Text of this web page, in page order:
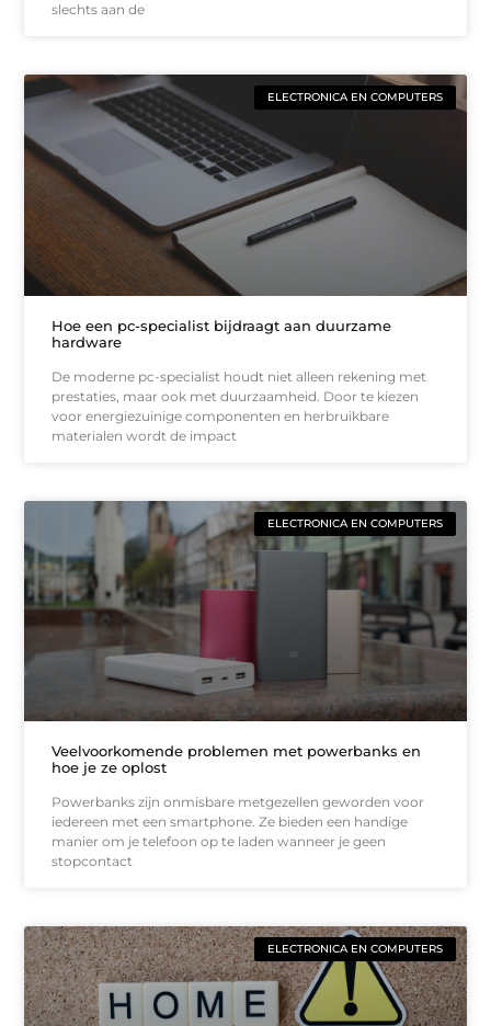
slechts aan de
ELECTRONICA EN COMPUTERS
Hoe een pc-specialist bijdraagt aan duurzame
hardware
De moderne pc-specialist houdt niet alleen rekening met
prestaties, maar ook met duurzaamheid. Door te kiezen
voor energiezuinige componenten en herbruikbare
materialen wordt de impact
ELECTRONICA EN COMPUTERS
Veelvoorkomende problemen met powerbanks en
hoe je ze oplost
Powerbanks zijn onmisbare metgezellen geworden voor
iedereen met een smartphone. Ze bieden een handige
manier om je telefoon op te laden wanneer je geen
stopcontact
ELECTRONICA EN COMPUTERS